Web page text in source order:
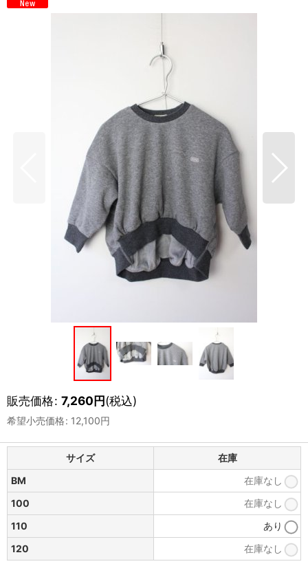
販売価格: 7,260円(税込)
希望小売価格: 12,100円
サイズ
在庫
BM
在庫なし
100
在庫なし
110
あり
120
在庫なし